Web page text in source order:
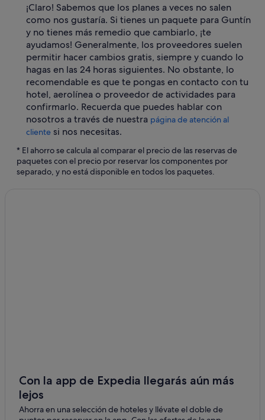
¡Claro! Sabemos que los planes a veces no salen
como nos gustaría. Si tienes un paquete para Guntín
y no tienes más remedio que cambiarlo, ¡te
ayudamos! Generalmente, los proveedores suelen
permitir hacer cambios gratis, siempre y cuando lo
hagas en las 24 horas siguientes. No obstante, lo
recomendable es que te pongas en contacto con tu
hotel, aerolínea o proveedor de actividades para
confirmarlo. Recuerda que puedes hablar con
nosotros a través de nuestra página de atención al
cliente si nos necesitas.
* El ahorro se calcula al comparar el precio de las reservas de
paquetes con el precio por reservar los componentes por
separado, y no está disponible en todos los paquetes.
Con la app de Expedia llegarás aún más
lejos
Ahorra en una selección de hoteles y llévate el doble de